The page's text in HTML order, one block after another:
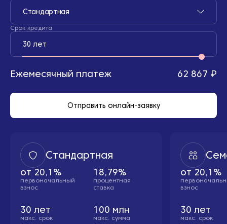
Стандартная
Срок кредита
30 лет
Ежемесячный платеж 62 867 ₽
Отправить онлайн-заявку
Стандартная
от 20,1%
первоначальный
взнос
18,79%
процентная
ставка
30 лет
макс. cрок
100 млн
макс. сумма
от 20,1%
взнос
30 лет
макс. cрок